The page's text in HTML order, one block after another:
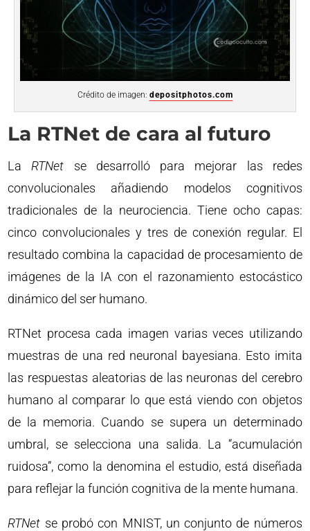
Crédito de imagen: depositphotos.com
La RTNet de cara al futuro
LaRTNet se desarrolló para mejorar las redes
convolucionales añadiendo modelos cognitivos
tradicionales de la neurociencia. Tiene ocho capas:
cinco convolucionales y tres de conexión regular. El
resultado combina la capacidad de procesamiento de
imágenes de la IA con el razonamiento estocástico
dinámico del ser humano.
RTNet procesa cada imagen varias veces utilizando
muestras de una red neuronal bayesiana. Esto imita
las respuestas aleatorias de las neuronas del cerebro
humano al comparar lo que está viendo con objetos
de la memoria. Cuando se supera un determinado
umbral, se selecciona una salida. La “acumulación
ruidosa”, como la denomina el estudio, está diseñada
para reflejar la función cognitiva de la mente humana.
RTNet se probó con MNIST, un conjunto de números